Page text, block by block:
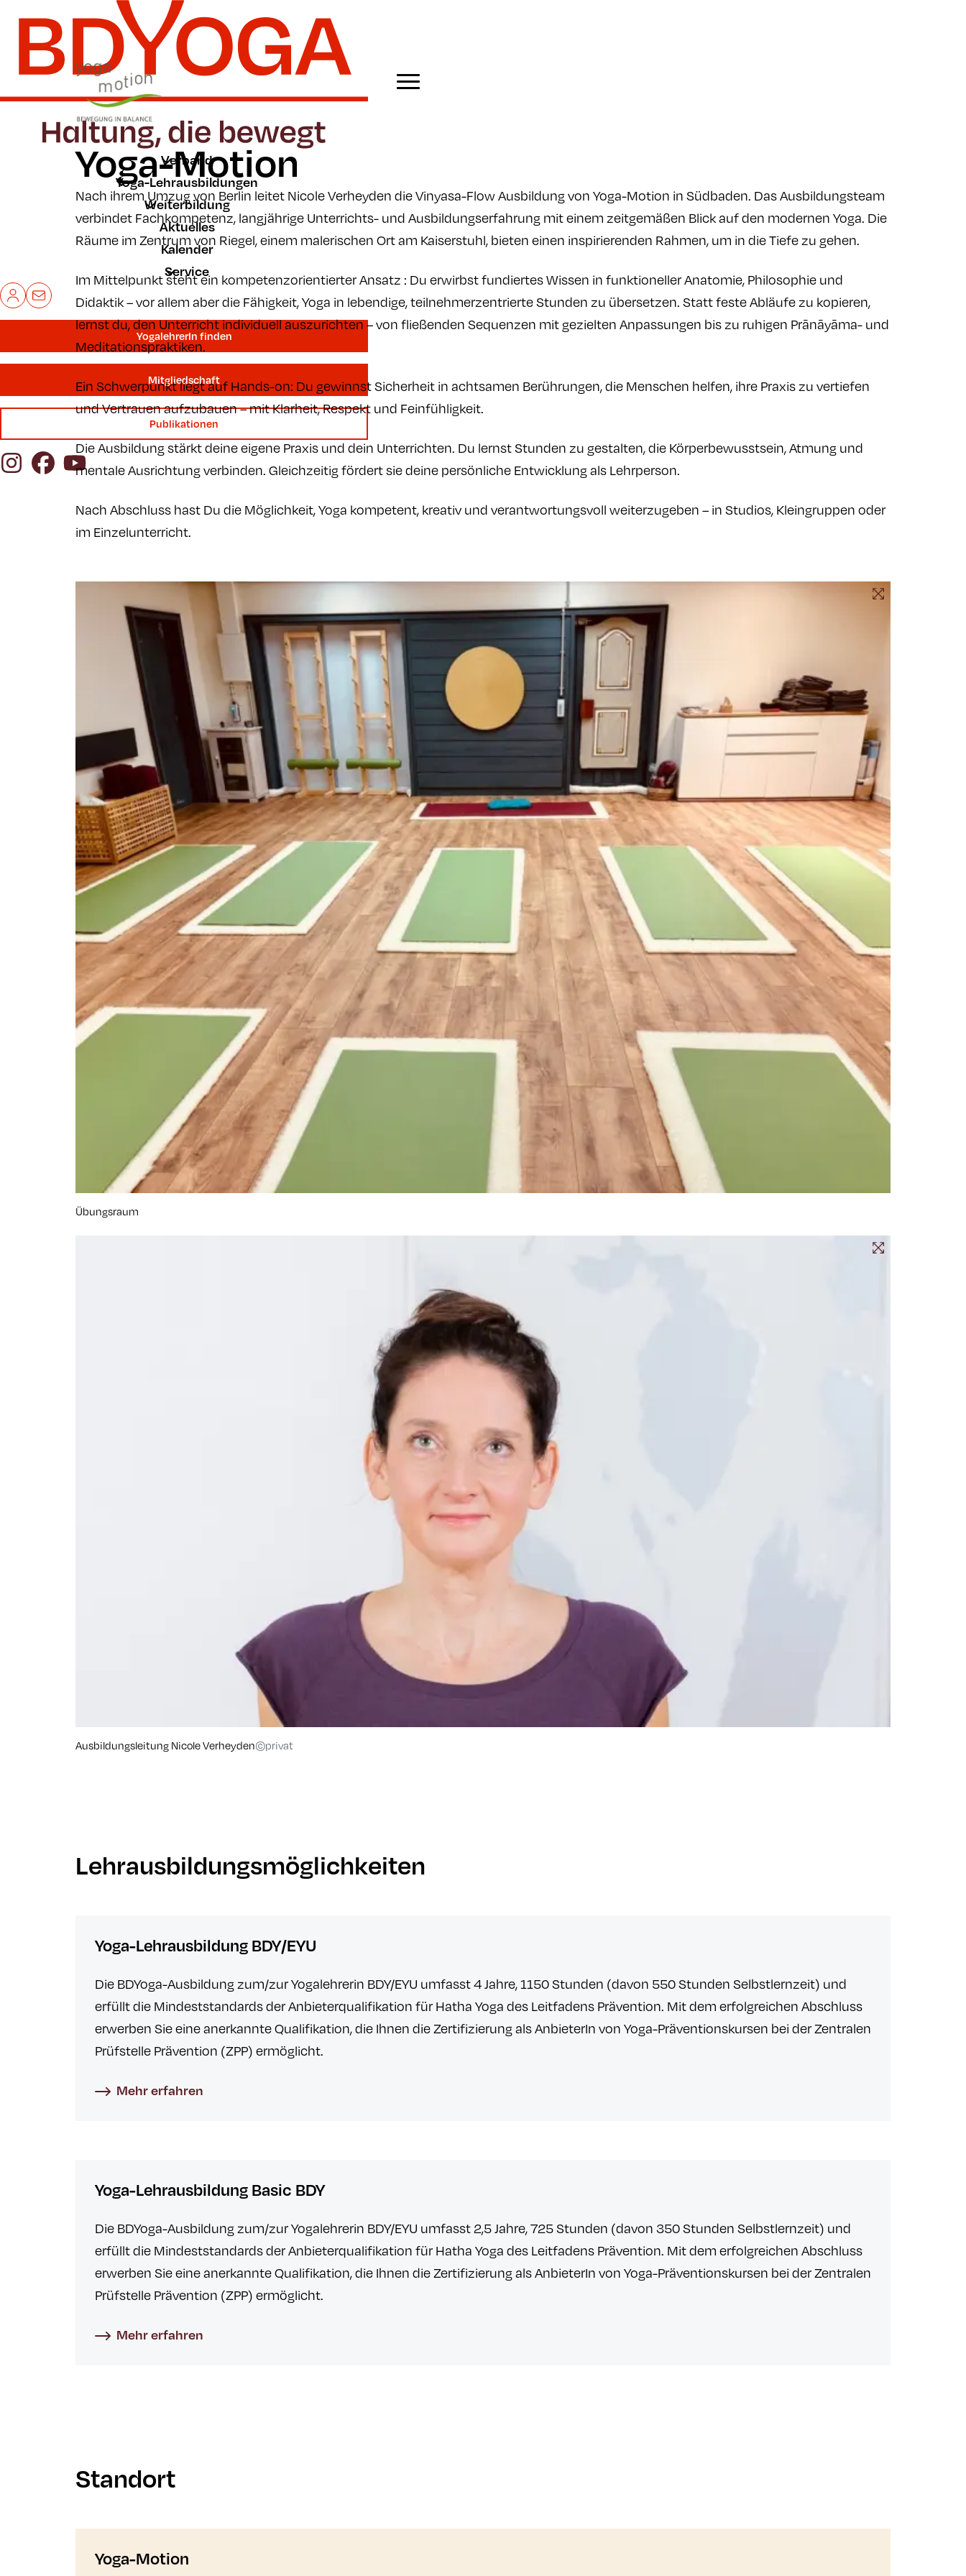
Zum Hauptinhalt der Seite springen
Zur Startseite navigieren
Verband
Yoga-Lehrausbildungen
Weiterbildung
Aktuelles
Kalender
Service
Mein BDYoga
Kontakt
YogalehrerIn finden
Mitgliedschaft
Publikationen
InstagramFacebookYouTube
Yoga-Motion
Nach ihrem Umzug von Berlin leitet Nicole Verheyden die Vinyasa-Flow Ausbildung von Yoga-Motion in Südbaden. Das Ausbildungsteam
verbindet Fachkompetenz, langjährige Unterrichts- und Ausbildungserfahrung mit einem zeitgemäßen Blick auf den modernen Yoga. Die
Räume im Zentrum von Riegel, einem malerischen Ort am Kaiserstuhl, bieten einen inspirierenden Rahmen, um in die Tiefe zu gehen.
Im Mittelpunkt steht ein kompetenzorientierter Ansatz : Du erwirbst fundiertes Wissen in funktioneller Anatomie, Philosophie und
Didaktik – vor allem aber die Fähigkeit, Yoga in lebendige, teilnehmerzentrierte Stunden zu übersetzen. Statt feste Abläufe zu kopieren,
lernst du, den Unterricht individuell auszurichten – von fließenden Sequenzen mit gezielten Anpassungen bis zu ruhigen Prānāyāma- und
Meditationspraktiken.
Ein Schwerpunkt liegt auf Hands-on: Du gewinnst Sicherheit in achtsamen Berührungen, die Menschen helfen, ihre Praxis zu vertiefen
und Vertrauen aufzubauen – mit Klarheit, Respekt und Feinfühligkeit.
Die Ausbildung stärkt deine eigene Praxis und dein Unterrichten. Du lernst Stunden zu gestalten, die Körperbewusstsein, Atmung und
mentale Ausrichtung verbinden. Gleichzeitig fördert sie deine persönliche Entwicklung als Lehrperson.
Nach Abschluss hast Du die Möglichkeit, Yoga kompetent, kreativ und verantwortungsvoll weiterzugeben – in Studios, Kleingruppen oder
im Einzelunterricht.
Übungsraum
Ausbildungsleitung Nicole Verheyden©privat
Lehrausbildungsmöglichkeiten
Yoga-Lehrausbildung BDY/EYU
Die BDYoga-Ausbildung zum/zur Yogalehrerin BDY/EYU umfasst 4 Jahre, 1150 Stunden (davon 550 Stunden Selbstlernzeit) und
erfüllt die Mindeststandards der Anbieterqualifikation für Hatha Yoga des Leitfadens Prävention. Mit dem erfolgreichen Abschluss
erwerben Sie eine anerkannte Qualifikation, die Ihnen die Zertifizierung als AnbieterIn von Yoga-Präventionskursen bei der Zentralen
Prüfstelle Prävention (ZPP) ermöglicht.
Mehr erfahren
Yoga-Lehrausbildung Basic BDY
Die BDYoga-Ausbildung zum/zur Yogalehrerin BDY/EYU umfasst 2,5 Jahre, 725 Stunden (davon 350 Stunden Selbstlernzeit) und
erfüllt die Mindeststandards der Anbieterqualifikation für Hatha Yoga des Leitfadens Prävention. Mit dem erfolgreichen Abschluss
erwerben Sie eine anerkannte Qualifikation, die Ihnen die Zertifizierung als AnbieterIn von Yoga-Präventionskursen bei der Zentralen
Prüfstelle Prävention (ZPP) ermöglicht.
Mehr erfahren
Standort
Yoga-Motion